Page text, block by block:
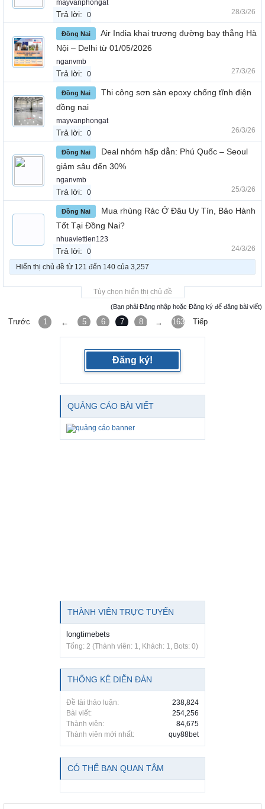
mayvanphongat
Trả lời: 0 28/3/26
Đồng Nai
Air India khai trương đường bay thẳng Hà
Nội – Delhi từ 01/05/2026
nganvmb
Trả lời: 0 27/3/26
Đồng Nai
Thi công sơn sàn epoxy chống tĩnh điện
đồng nai
mayvanphongat
Trả lời: 0 26/3/26
Đồng Nai
Deal nhóm hấp dẫn: Phú Quốc – Seoul
giảm sâu đến 30%
nganvmb
Trả lời: 0 25/3/26
Đồng Nai
Mua rhùng Rác Ở Đâu Uy Tín, Bảo Hành
Tốt Tại Đồng Nai?
nhuaviettien123
Trả lời: 0 24/3/26
Hiển thị chủ đề từ 121 đến 140 của 3,257
Tùy chọn hiển thị chủ đề
(Bạn phải Đăng nhập hoặc Đăng ký để đăng bài viết)
Trước 1 ← 5 6 7 8 9
→ 163 Tiếp
Đăng ký!
QUẢNG CÁO BÀI VIẾT
THÀNH VIÊN TRỰC TUYẾN
longtimebets
Tổng: 2 (Thành viên: 1, Khách: 1, Bots: 0)
THỐNG KÊ DIỄN ĐÀN
Đề tài thảo luận:
238,824
Bài viết:
254,256
Thành viên:
84,675
Thành viên mới nhất:
quy88bet
CÓ THỂ BẠN QUAN TÂM